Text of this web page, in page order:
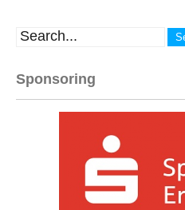
Sponsoring